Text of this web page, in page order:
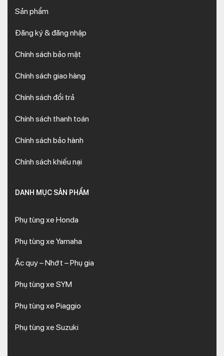
Sản phẩm
Đăng ký & đăng nhập
Chính sách bảo mật
Chính sách giao hàng
Chính sách đổi trả
Chính sách thanh toán
Chính sách bảo hành
Chính sách khiếu nại
DANH MỤC SẢN PHẨM
Phụ tùng xe Honda
Phụ tùng xe Yamaha
Ắc quy – Nhớt – Phụ gia
Phụ tùng xe SYM
Phụ tùng xe Piaggio
Phụ tùng xe Suzuki